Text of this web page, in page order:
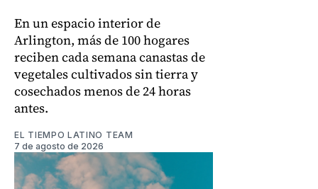
En un espacio interior de
Arlington, más de 100 hogares
reciben cada semana canastas de
vegetales cultivados sin tierra y
cosechados menos de 24 horas
antes.
EL TIEMPO LATINO TEAM
7 de agosto de 2026